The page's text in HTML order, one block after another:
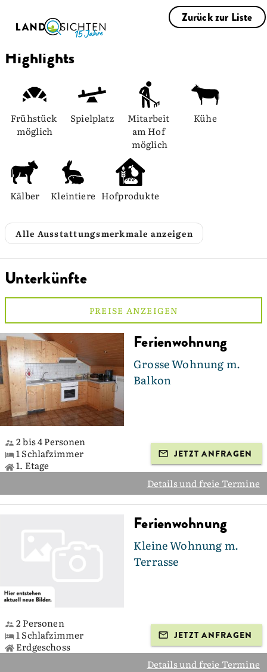
Zurück zur Liste
Highlights
Frühstück
möglich
Spielplatz
Mitarbeit
am Hof
möglich
Kühe
Kälber Kleintiere Hofprodukte
Alle Ausstattungsmerkmale anzeigen
Unterkünfte
PREISE ANZEIGEN
Ferienwohnung
Grosse Wohnung m.
Balkon
2 bis 4 Personen
1 Schlafzimmer
1. Etage
JETZT ANFRAGEN
Details und freie Termine
Ferienwohnung
Kleine Wohnung m.
Terrasse
2 Personen
1 Schlafzimmer
Erdgeschoss
JETZT ANFRAGEN
Details und freie Termine